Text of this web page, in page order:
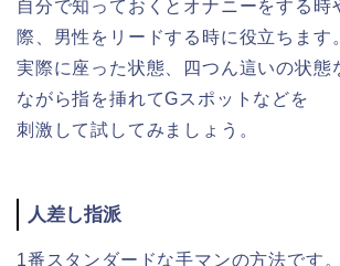
自分で知っておくとオナニーをする時
際、男性をリードする時に役立ちます。
実際に座った状態、四つん這いの状態
ながら指を挿れてGスポットなどを
刺激して試してみましょう。
人差し指派
1番スタンダードな手マンの方法です。